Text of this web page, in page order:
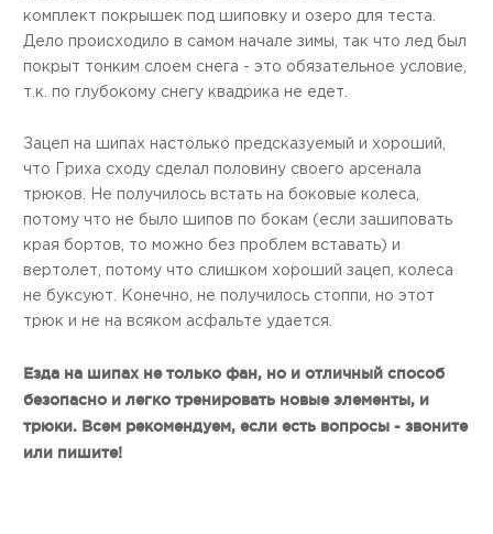
комплект покрышек под шиповку и озеро для теста.
Дело происходило в самом начале зимы, так что лед был
покрыт тонким слоем снега - это обязательное условие,
т.к. по глубокому снегу квадрика не едет.
Зацеп на шипах настолько предсказуемый и хороший,
что Гриха сходу сделал половину своего арсенала
трюков. Не получилось встать на боковые колеса,
потому что не было шипов по бокам (если зашиповать
края бортов, то можно без проблем вставать) и
вертолет, потому что слишком хороший зацеп, колеса
не буксуют. Конечно, не получилось стоппи, но этот
трюк и не на всяком асфальте удается.
Езда на шипах не только фан, но и отличный способ
безопасно и легко тренировать новые элементы, и
трюки. Всем рекомендуем, если есть вопросы - звоните
или пишите!